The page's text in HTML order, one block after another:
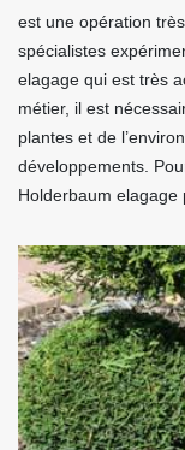
est une opération
spécialistes
elagage qui est très
métier, il est
plantes et de
développements.
Holderbaum elagage